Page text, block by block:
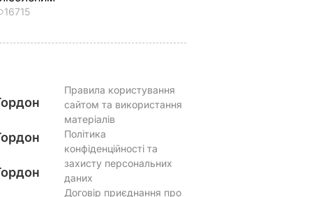
16715
Правила користування
сайтом та використання
матеріалів
Політика
конфіденційності та
захисту персональних
даних
Договір приєднання про